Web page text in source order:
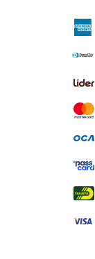
Muebles de
Lavado y
Bicicletas y más